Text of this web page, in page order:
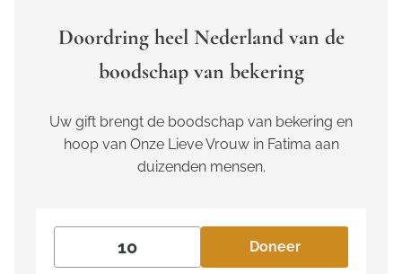
Doordring heel Nederland van de
boodschap van bekering
Uw gift brengt de boodschap van bekering en
hoop van Onze Lieve Vrouw in Fatima aan
duizenden mensen.
Doneer